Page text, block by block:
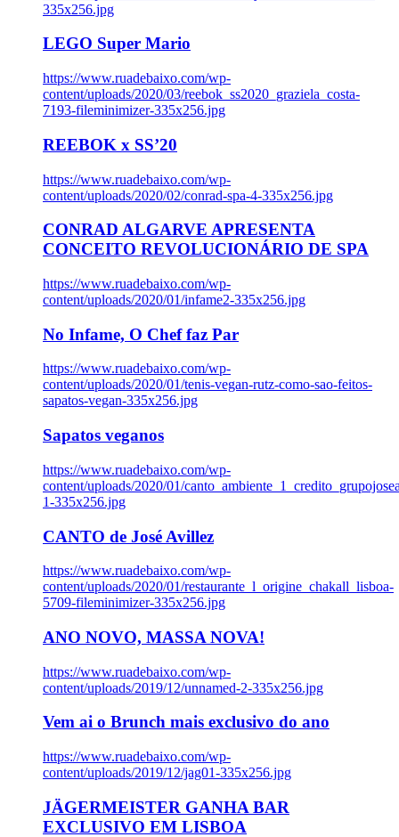
335x256.jpg
LEGO Super Mario
https://www.ruadebaixo.com/wp-
content/uploads/2020/03/reebok_ss2020_graziela_costa-
7193-fileminimizer-335x256.jpg
REEBOK x SS’20
https://www.ruadebaixo.com/wp-
content/uploads/2020/02/conrad-spa-4-335x256.jpg
CONRAD ALGARVE APRESENTA
CONCEITO REVOLUCIONÁRIO DE SPA
https://www.ruadebaixo.com/wp-
content/uploads/2020/01/infame2-335x256.jpg
No Infame, O Chef faz Par
https://www.ruadebaixo.com/wp-
content/uploads/2020/01/tenis-vegan-rutz-como-sao-feitos-
sapatos-vegan-335x256.jpg
Sapatos veganos
https://www.ruadebaixo.com/wp-
content/uploads/2020/01/
1-335x256.jpg
CANTO de José Avillez
https://www.ruadebaixo.com/wp-
content/uploads/2020/01/restaurante_l_origine_chakall_lisboa-
5709-fileminimizer-335x256.jpg
ANO NOVO, MASSA NOVA!
https://www.ruadebaixo.com/wp-
content/uploads/2019/12/unnamed-2-335x256.jpg
Vem ai o Brunch mais exclusivo do ano
https://www.ruadebaixo.com/wp-
content/uploads/2019/12/jag01-335x256.jpg
JÄGERMEISTER GANHA BAR
EXCLUSIVO EM LISBOA